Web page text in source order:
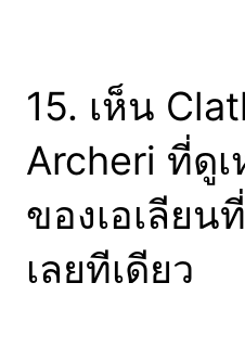
15. เห็น
Archeri ที่ดู
ของเอเลียน
เลยทีเดียว